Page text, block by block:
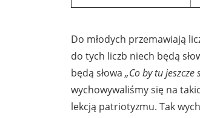
Do młodych przemawiają
do tych liczb niech będą
będą słowa „Co by tu jeszcze
wychowywaliśmy się na
lekcją patriotyzmu. Tak